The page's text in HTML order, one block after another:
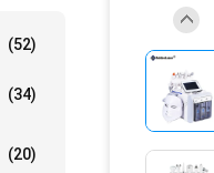
(52)
(34)
(20)